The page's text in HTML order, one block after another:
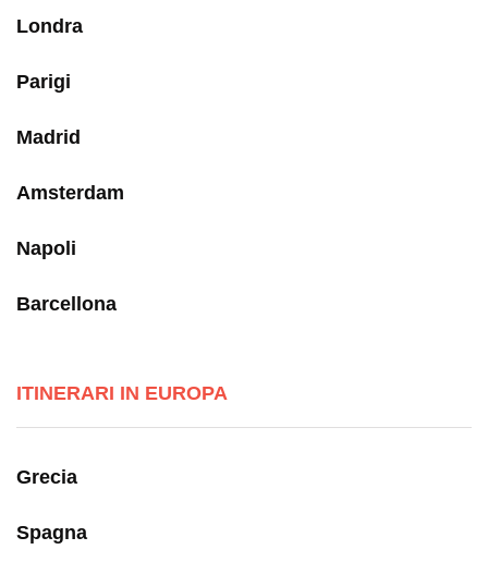
Londra
Parigi
Madrid
Amsterdam
Napoli
Barcellona
ITINERARI IN EUROPA
Grecia
Spagna